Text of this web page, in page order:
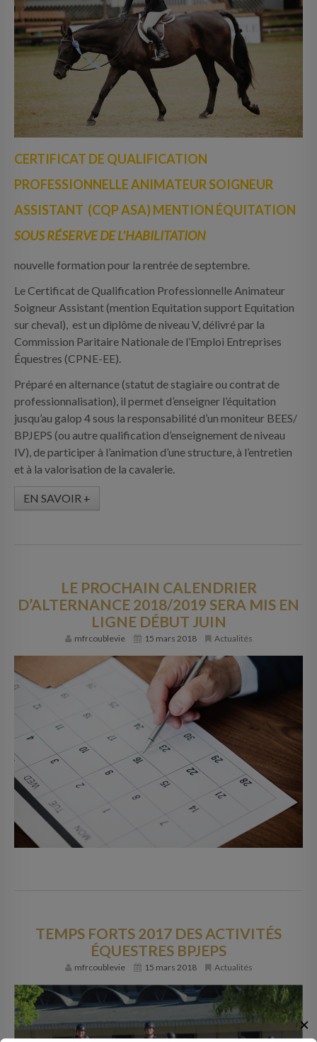
CERTIFICAT DE QUALIFICATION
PROFESSIONNELLE ANIMATEUR SOIGNEUR
ASSISTANT (CQP ASA) MENTION ÉQUITATION
SOUS RÉSERVE DE L’HABILITATION
nouvelle formation pour la rentrée de septembre.
Le Certificat de Qualification Professionnelle Animateur
Soigneur Assistant (mention Equitation support Equitation
sur cheval), est un diplôme de niveau V, délivré par la
Commission Paritaire Nationale de l’Emploi Entreprises
Équestres (CPNE-EE).
Préparé en alternance (statut de stagiaire ou contrat de
professionnalisation), il permet d’enseigner l’équitation
jusqu’au galop 4 sous la responsabilité d’un moniteur BEES/
BPJEPS (ou autre qualification d’enseignement de niveau
IV), de participer à l’animation d’une structure, à l’entretien
et à la valorisation de la cavalerie.
EN SAVOIR +
LE PROCHAIN CALENDRIER
D’ALTERNANCE 2018/2019 SERA MIS EN
LIGNE DÉBUT JUIN
mfrcoublevie 15 mars 2018 Actualités
TEMPS FORTS 2017 DES ACTIVITÉS
ÉQUESTRES BPJEPS
mfrcoublevie 15 mars 2018 Actualités
✕